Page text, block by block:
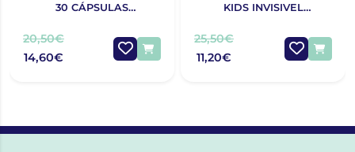
30 CÁPSULAS
DESCONTO DE 50% NA 2ª
EMBALAGEM
20,50€
14,60€
KIDS INVISIVEL
25,50€
11,20€